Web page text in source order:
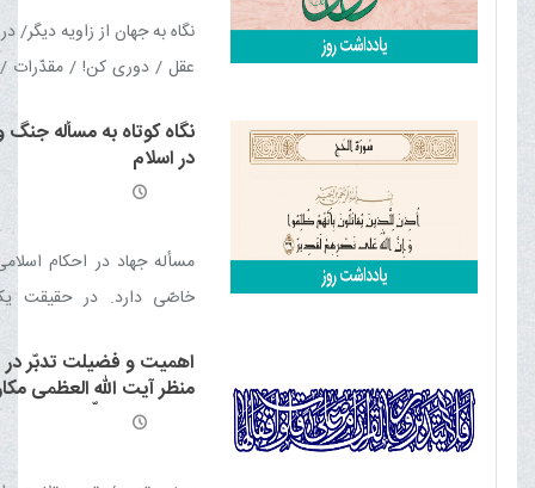
نگاه به جهان از زاویه دیگر/
عقل / دوری کن! / مقدّرات /
اشتباه / سرنوشت شوم /
شرافت زمین کربلا / یاد مرگ
نگاه کوتاه به مسأله جنگ
در اسلام‏
مسأله جهاد در احکام
خاصّى دارد. در حقیقت
بدون داشتن چنین
نخواهد شد. معناى خاصّ
براى حفظ و پیشرفت
اهمیت و فضیلت تدبّر در
منظر آیت الله العظمی
شیرازی مدّ ظلّه العالی